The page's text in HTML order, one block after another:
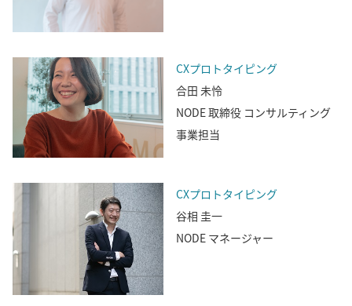
CXプロトタイピング
合田 未怜
NODE 取締役 コンサルティング
事業担当
CXプロトタイピング
谷相 圭一
NODE マネージャー